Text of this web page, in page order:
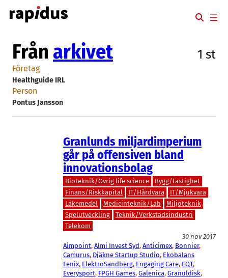
Hoppa
till
Från arkivet 1 st
Företag
Healthguide IRL
Person
Pontus Jansson
Granlunds miljardimperium
går på offensiven bland
innovationsbolag
Bioteknik/Övrig life science
Bygg/Fastighet
Finans/Riskkapital
IT/Hårdvara
IT/Mjukvara
Läkemedel
Medicinteknik/Lab
Miljöteknik
Spelutveckling
Teknik/Verkstadsindustri
Telekom
30 nov 2017
Aimpoint, Almi Invest Syd, Anticimex, Bonnier
Camurus, Djäkne Startup Studio, Ekobalans
Fenix, ElektroSandberg, Engaging Care, EQT
Everysport, FPGH Games, Galenica, Granuldisk